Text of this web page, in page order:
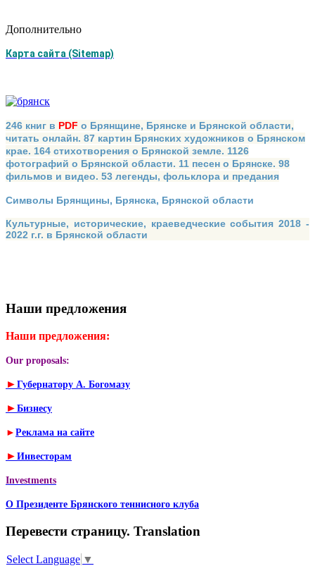
Дополнительно
Карта сайта (Sitemap)
246 книг в PDF о Брянщине, Брянске и Брянской области,
читать онлайн. 87 картин Брянских художников о Брянском
крае. 164 стихотворения о Брянской земле. 1126
фотографий о Брянской области. 11 песен о Брянске. 98
фильмов и видео. 53 легенды, фольклора и предания
Символы Брянщины, Брянска, Брянской области
Культурные, исторические, краеведческие события 2018 -
2022 г.г. в Брянской области
Наши предложения
Наши предложения:
Our proposals:
► Губернатору А. Богомазу
► Бизнесу
► Реклама на сайте
► Инвесторам
Investments
О Президенте Брянского теннисного клуба
Перевести страницу. Translation
Select Language ▼